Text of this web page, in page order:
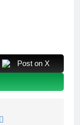
Post on X